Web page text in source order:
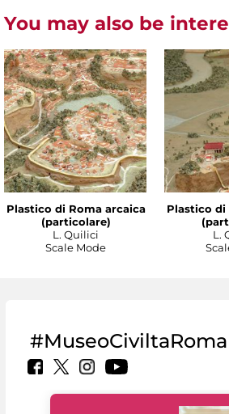
You may also be
Plastico di Roma arcaica
(particolare)
L. Quilici
Scale Mode
Plastico di
L.